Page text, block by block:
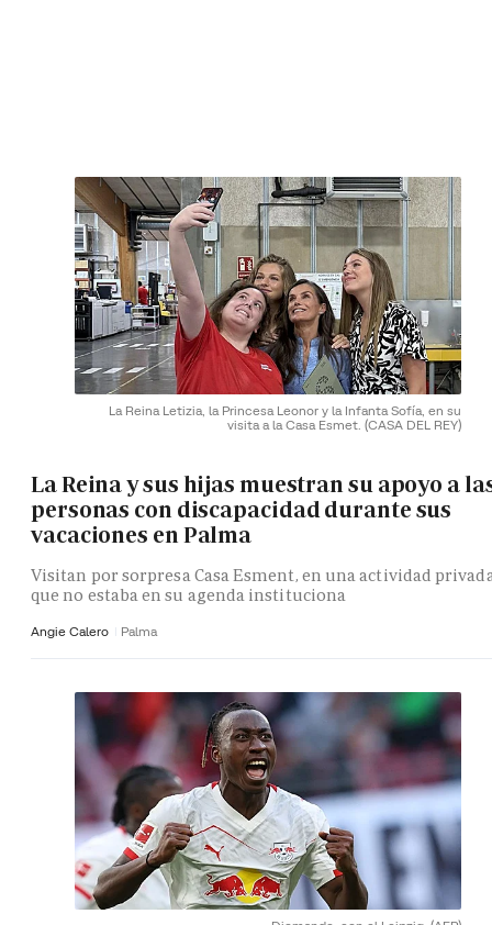
La Reina Letizia, la Princesa Leonor y la Infanta Sofía, en su
visita a la Casa Esmet. (CASA DEL REY)
La Reina y sus hijas muestran su apoyo a
personas con discapacidad durante sus
vacaciones en Palma
Visitan por sorpresa Casa Esment, en una actividad
que no estaba en su agenda instituciona
Angie Calero Palma